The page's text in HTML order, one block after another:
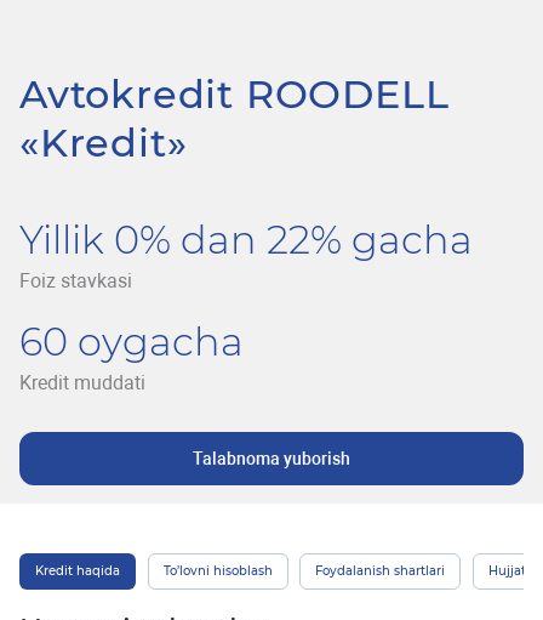
Avtokredit ROODELL
«Kredit»
Yillik 0% dan 22% gacha
Foiz stavkasi
60 oygacha
Kredit muddati
Talabnoma yuborish
Kredit haqida To’lovni hisoblash Foydalanish shartlari Hujjatlar